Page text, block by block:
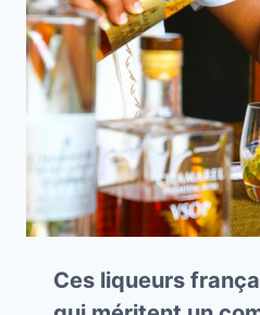
Ces liqueurs